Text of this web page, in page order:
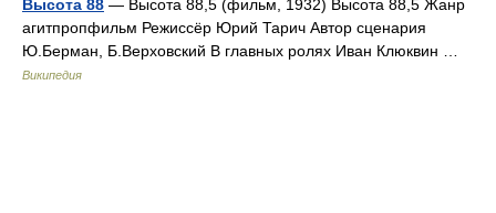
Высота 88 — Высота 88,5 (фильм, 1932) Высота 88,5 Жанр
агитпропфильм Режиссёр Юрий Тарич Автор сценария
Ю.Берман, Б.Верховский В главных ролях Иван Клюквин …
Википедия